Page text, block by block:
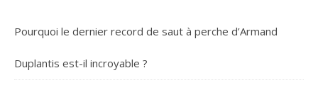
Pourquoi le dernier record de saut à perche d’Armand
Duplantis est-il incroyable ?